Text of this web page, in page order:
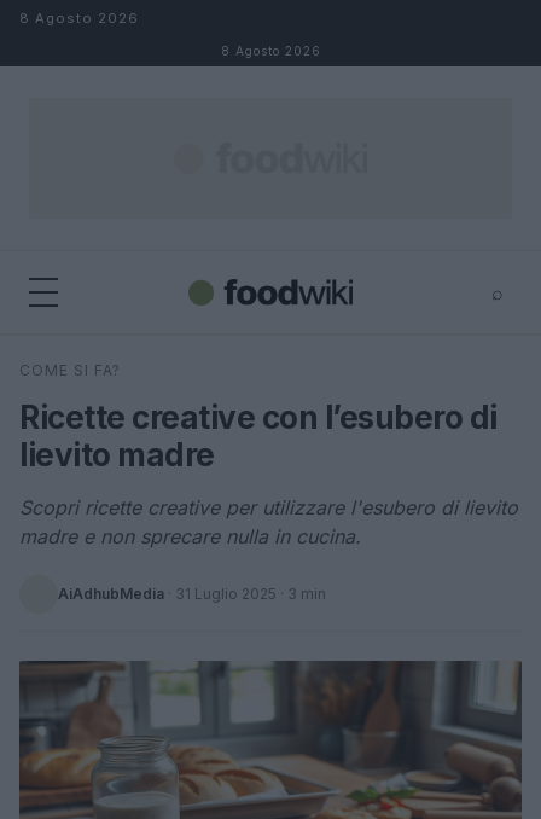
Salta al contenuto
8 Agosto 2026
8 Agosto 2026
⌕
Cerca
COME SI FA?
Ricette creative con l’esubero di
lievito madre
Scopri ricette creative per utilizzare l'esubero di lievito
madre e non sprecare nulla in cucina.
AiAdhubMedia · 31 Luglio 2025 · 3 min